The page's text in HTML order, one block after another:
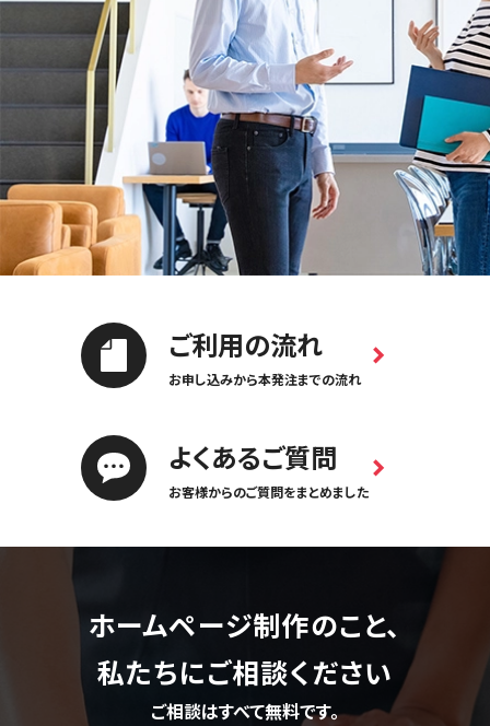
ご利用の流れ
お申し込みから本発注までの流れ
よくあるご質問
お客様からのご質問をまとめました
ホームページ制作のこと、
私たちにご相談ください
ご相談はすべて無料です。